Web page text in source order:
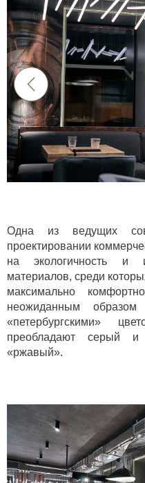
Одна из ведущих
проектировании
на экологичность и
материалов, среди
максимально
неожиданным
«петербургскими»
преобладают серый
«ржавый».